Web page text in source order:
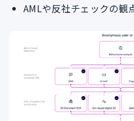
AMLや反社チェックの観